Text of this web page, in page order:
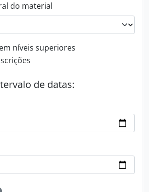
do material
de nível superior
níveis superiores
de datas: